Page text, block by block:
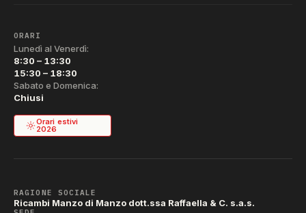
ORARI
Lunedì al Venerdì:
8:30 – 13:30
15:30 – 18:30
Sabato e Domenica:
Chiusi
Orari estivi
2026
RAGIONE SOCIALE
Ricambi Manzo di Manzo dott.ssa Raffaella & C. s.a.s.